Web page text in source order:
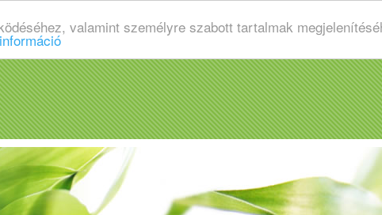
valamint személyre szabott tartalmak